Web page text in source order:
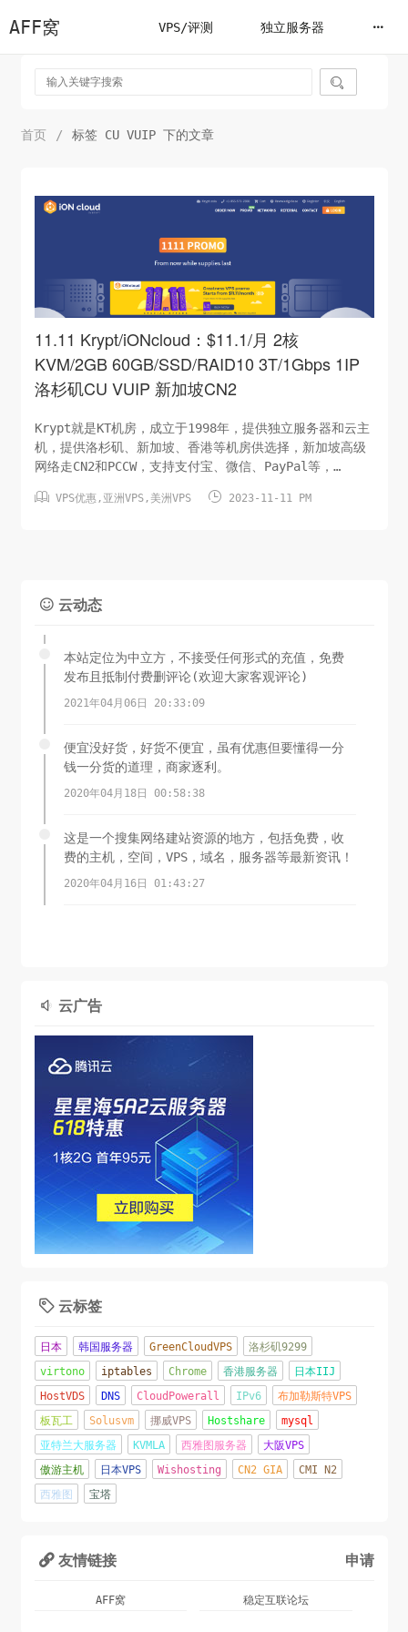
AFF窝 VPS/评测 独立服务器

首页 / 标签 CU VUIP 下的文章
11.11 Krypt/iONcloud：$11.1/月 2核
KVM/2GB 60GB/SSD/RAID10 3T/1Gbps 1IP
洛杉矶CU VUIP 新加坡CN2
Krypt就是KT机房，成立于1998年，提供独立服务器和云主
机，提供洛杉矶、新加坡、香港等机房供选择，新加坡高级
网络走CN2和PCCW，支持支付宝、微信、PayPal等，
三网回程走AS4837，就是联通CU VUIP线路CPU：2 核内
 VPS优惠, 亚洲VPS, 美洲VPS  2023-11-11 PM
 云动态
本站定位为中立方，不接受任何形式的充值，免费
发布且抵制付费删评论(欢迎大家客观评论)
2021年04月06日 20:33:09
便宜没好货，好货不便宜，虽有优惠但要懂得一分
钱一分货的道理，商家逐利。
2020年04月18日 00:58:38
这是一个搜集网络建站资源的地方，包括免费，收
费的主机，空间，VPS，域名，服务器等最新资讯！
2020年04月16日 01:43:27
 云广告
 云标签
日本 韩国服务器 GreenCloudVPS
洛杉矶9299
virtono
iptables Chrome 香港服务器
日本IIJ
HostVDS
DNS CloudPowerall IPv6
布加勒斯特VPS
板瓦工
Solusvm 挪威VPS Hostshare
mysql
亚特兰大服务器
KVMLA 西雅图服务器
大阪VPS
傲游主机
日本VPS Wishosting CN2 GIA
CMI N2
西雅图
宝塔
 友情链接 申请
AFF窝 稳定互联论坛